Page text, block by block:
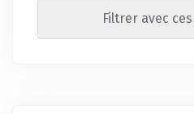
Filtrer avec